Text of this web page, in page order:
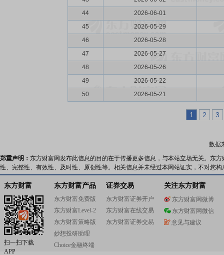
44
2026-06-01
45
2026-05-29
46
2026-05-28
47
2026-05-27
48
2026-05-26
49
2026-05-22
50
2026-05-21
1 2 3
数据
郑重声明： 东方财富网发布此信息的目的在于传播更多信息，与本站立场无关。东
性、完整性、有效性、及时性、原创性等。相关信息并未经过本网站证实，不对您
东方财富
扫一扫下载
APP
东方财富产品
东方财富免费版
东方财富Level-2
东方财富策略版
妙想投研助理
Choice金融终端
证券交易
东方财富证券开户
东方财富在线交易
东方财富证券交易
关注东方财富
东方财富网微博
东方财富网微信
意见与建议